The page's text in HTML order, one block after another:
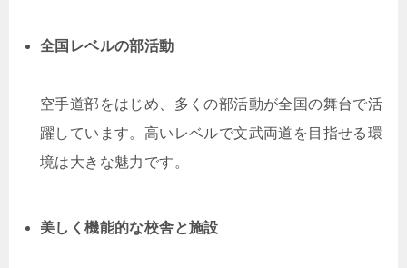
全国レベルの部活動
空手道部をはじめ、多くの部活動が全国の舞台で活
躍しています。高いレベルで文武両道を目指せる環
境は大きな魅力です。
美しく機能的な校舎と施設